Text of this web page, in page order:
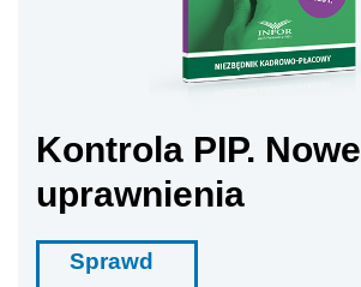
Kontrola PIP. Nowe
uprawnienia
Sprawd